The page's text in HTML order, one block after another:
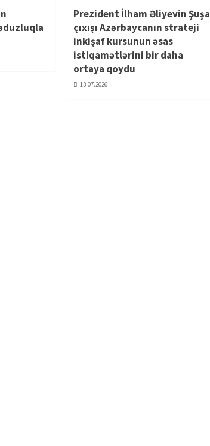
Prezident İlham Əliyevin Şuşa
çıxışı Azərbaycanın strateji
inkişaf kursunun əsas
istiqamətlərini bir daha
ortaya qoydu
13.07.2026